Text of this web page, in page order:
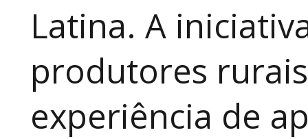
Latina. A
produtores
experiência de